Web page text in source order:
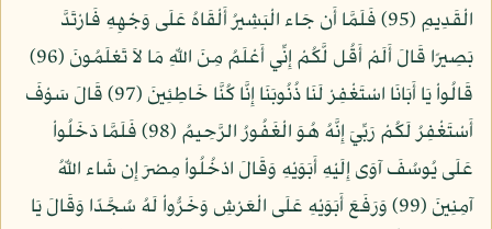
الْقَدِيمِ (95) فَلَمَّا أَن جَاء الْبَشِيرُ أَلْقَاهُ عَلَى وَجْهِهِ فَارْتَدَّ
بَصِيرًا قَالَ أَلَمْ أَقُل لَّكُمْ إِنِّي أَعْلَمُ مِنَ اللّهِ مَا لاَ تَعْلَمُونَ (96)
قَالُواْ يَا أَبَانَا اسْتَغْفِرْ لَنَا ذُنُوبَنَا إِنَّا كُنَّا خَاطِئِينَ (97) قَالَ سَوْفَ
أَسْتَغْفِرُ لَكُمْ رَبِّيَ إِنَّهُ هُوَ الْغَفُورُ الرَّحِيمُ (98) فَلَمَّا دَخَلُواْ
عَلَى يُوسُفَ آوَى إِلَيْهِ أَبَوَيْهِ وَقَالَ ادْخُلُواْ مِصْرَ إِن شَاء اللّهُ
آمِنِينَ (99) وَرَفَعَ أَبَوَيْهِ عَلَى الْعَرْشِ وَخَرُّواْ لَهُ سُجَّدًا وَقَالَ يَا